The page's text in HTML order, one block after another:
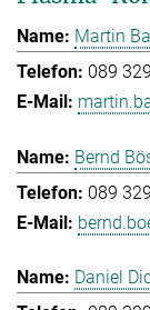
Martin
089
Bernd
089
Daniel